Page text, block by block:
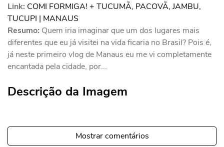
Link: COMI FORMIGA! + TUCUMÃ, PACOVÃ, JAMBU,
TUCUPI | MANAUS
Resumo: Quem iria imaginar que um dos lugares mais
diferentes que eu já visitei na vida ficaria no Brasil? Pois é,
já neste primeiro vlog de Manaus eu me vi completamente
encantada pela cidade, por...
Descrição da Imagem
Mostrar comentários